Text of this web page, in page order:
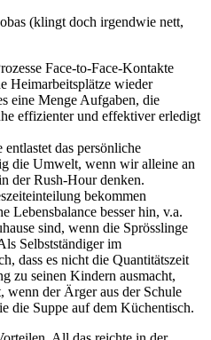
(klingt doch irgendwie nett,
Face-to-Face-Kontakte
Heimarbeitsplätze wieder
eine Menge Aufgaben, die
effizienter und effektiver erledigt
das persönliche
die Umwelt, wenn wir alleine an
der Rush-Hour denken.
bekommen
Lebensbalance besser hin, v.a.
sind, wenn die Sprösslinge
Selbstständiger im
dass es nicht die Quantitätszeit
zu seinen Kindern ausmacht,
wenn der Ärger aus der Schule
die Suppe auf dem Küchentisch.